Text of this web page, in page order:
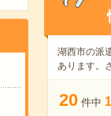
湖西市の派
あります。
20 件中 1